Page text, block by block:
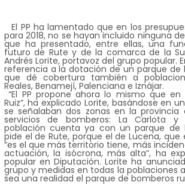
El PP ha lamentado que en los
para 2018, no se hayan incluido ninguna d
que ha presentado, entre ellas, una
futuro de Rute y de la comarca de la
Andrés Lorite, portavoz del grupo popular.
referencia a la dotación de un parque de
que dé cobertura también a
Reales, Benamejí, Palenciana e Iznájar.
“El PP propone ahora lo mismo que
Ruiz”, ha explicado Lorite, basándose en
se señalaban dos zonas en la provincia
servicios de bomberos: La Carlota y
población cuenta ya con un parque de
pide el de Rute, porque el de Lucena,
“es el que más territorio tiene, más
actuación, la isócrona, más alta”, ha
popular en Diputación. Lorite ha
grupo y medidas en todas la poblaciones
sea una realidad el parque de bomberos